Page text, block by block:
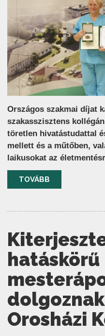
Országos szakmai díjat
szakasszisztens
töretlen hivatástudattal
mellett és a műtőben,
laikusokat az
TOVÁBB
hatáskörű
Orosházi